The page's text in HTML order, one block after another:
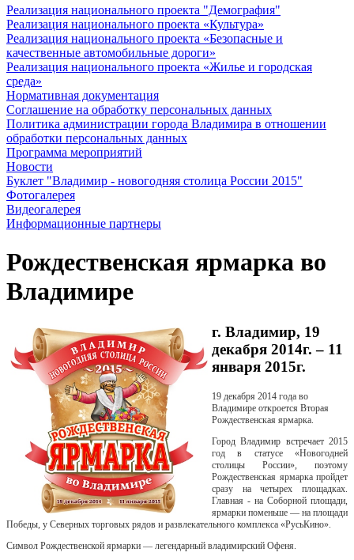
Реализация национального проекта "Демография"
Реализация национального проекта «Культура»
Реализация национального проекта «Безопасные и
качественные автомобильные дороги»
Реализация национального проекта «Жилье и городская
среда»
Нормативная документация
Соглашение на обработку персональных данных
Политика администрации города Владимира в отношении
обработки персональных данных
Программа мероприятий
Новости
Буклет "Владимир - новогодняя столица России 2015"
Фотогалерея
Видеогалерея
Информационные партнеры
Рождественская ярмарка во
Владимире
г. Владимир, 19
декабря 2014г. – 11
января 2015г.
19 декабря 2014 года во
Владимире откроется Вторая
Рождественская ярмарка.
Город Владимир встречает 2015
год в статусе «Новогодней
столицы России», поэтому
Рождественская ярмарка пройдет
сразу на четырех площадках.
Главная - на Соборной площади,
ярмарки поменьше — на площади
Победы, у Северных торговых рядов и развлекательного комплекса «РусьКино».
Символ Рождественской ярмарки — легендарный владимирский Офеня.